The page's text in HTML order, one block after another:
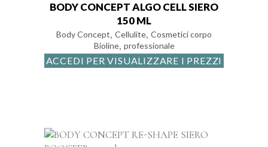
BODY CONCEPT ALGO CELL SIERO
150 ML
Body Concept, Cellulite, Cosmetici corpo
Bioline, professionale
ACCEDI PER VISUALIZZARE I PREZZI